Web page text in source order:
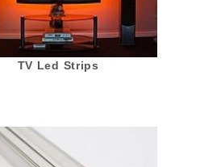
TV Led Strips